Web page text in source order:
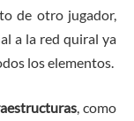
de otro jugador,
a la red quiral ya
los elementos.
, como